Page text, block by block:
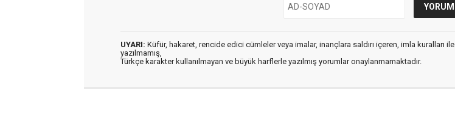
UYARI: Küfür, hakaret, rencide edici cümleler veya imalar, inançlara saldırı içeren, imla kuralları ile
yazılmamış,
Türkçe karakter kullanılmayan ve büyük harflerle yazılmış yorumlar onaylanmamaktadır.